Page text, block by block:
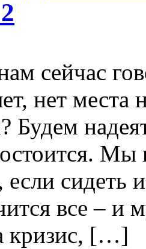
сейчас
нет
Будем
сидеть
все – и
кризис, […]